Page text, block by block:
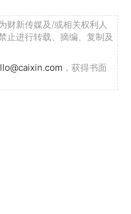
财新传媒及/或相关权利人
止进行转载、摘编、复制及
，获得书面